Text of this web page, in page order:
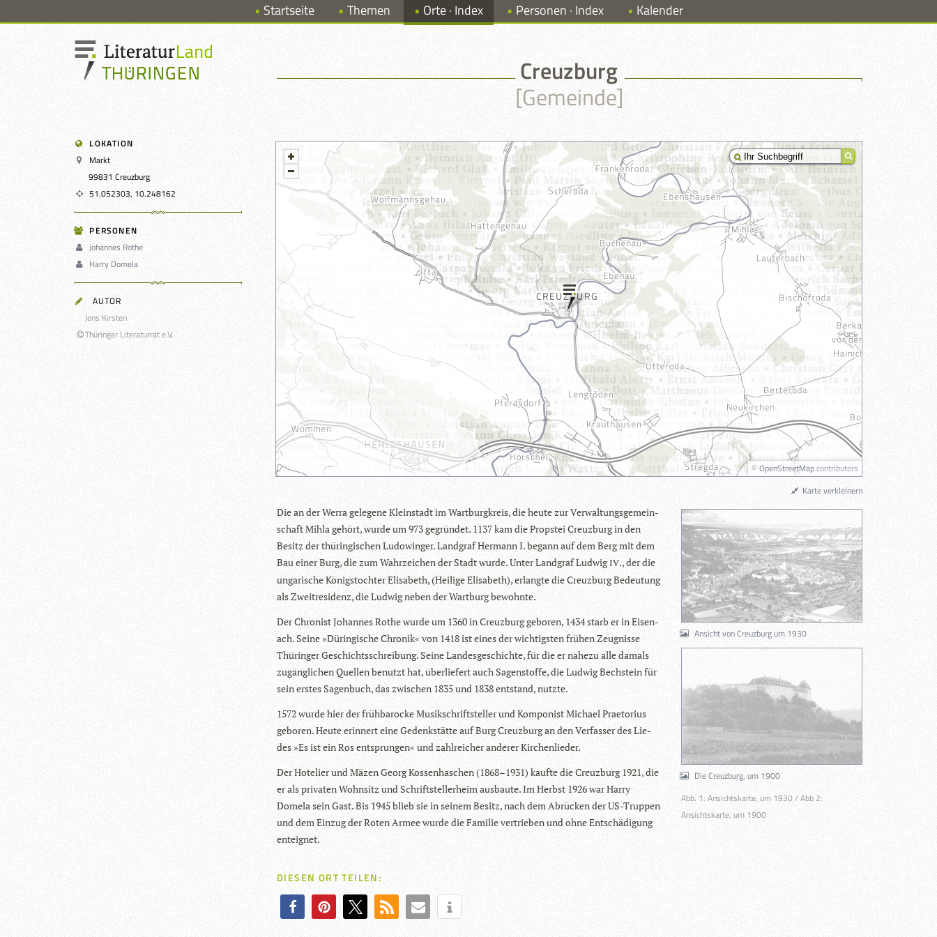
Startseite Themen Orte · Index Personen · Index Kalender
Creuzburg
[Gemeinde]
LOKATION
Markt
99831 Creuzburg
51.052303, 10.248162
PERSONEN
Johannes Rothe
Harry Domela
AUTOR
Jens Kirsten
Thüringer Literaturrat e.V.
© OpenStreetMapcontributors
Die an der Werra gele­gene Klein­stadt im Wart­burg­kreis, die heute zur Ver­wal­tungs­ge­mein­
schaft Mihla gehört, wurde um 973 gegrün­det. 1137 kam die Props­tei Creuz­burg in den
Besitz der thü­rin­gi­schen Ludowin­ger. Land­graf Her­mann I. begann auf dem Berg mit dem
Bau einer Burg, die zum Wahr­zei­chen der Stadt wurde. Unter Land­graf Lud­wigIV., der die
unga­ri­sche Königs­toch­ter Eli­sa­beth, (Hei­lige Eli­sa­beth), erlangte die Creuz­burg Bedeu­tung
als Zweit­re­si­denz, die Lud­wig neben der Wart­burg bewohnte.
Der Chro­nist Johan­nes Rothe wurde um 1360 in Creuz­burg gebo­ren, 1434 starb er in Eisen­
ach. Seine »Dürin­gi­sche Chro­nik« von 1418 ist eines der wich­tigs­ten frü­hen Zeug­nisse
Thü­rin­ger Geschichts­schrei­bung. Seine Lan­des­ge­schichte, für die er nahezu alle damals
zugäng­li­chen Quel­len benutzt hat, über­lie­fert auch Sagen­stoffe, die Lud­wig Bech­stein für
sein ers­tes Sagen­buch, das zwi­schen 1835 und 1838 ent­stand, nutzte.
1572 wurde hier der früh­ba­ro­cke Musik­schrift­stel­ler und Kom­po­nist Michael Prae­to­rius
gebo­ren. Heute erin­nert eine Gedenk­stätte auf Burg Creuz­burg an den Ver­fas­ser des Lie­
des »Es ist ein Ros ent­sprun­gen« und zahl­rei­cher ande­rer Kirchenlieder.
Der Hote­lier und Mäzen Georg Kos­sen­ha­schen (1868–1931) kaufte die Creuz­burg 1921, die
er als pri­va­ten Wohn­sitz und Schrift­stel­l­er­heim aus­baute. Im Herbst 1926 war Harry
Domela sein Gast. Bis 1945 blieb sie in sei­nem Besitz, nach dem Abrü­cken der US-Trup­pen
und dem Ein­zug der Roten Armee wurde die Fami­lie ver­trie­ben und ohne Ent­schä­di­gung
enteignet.
DIESEN ORT TEILEN:
Karte verkleinern
Ansicht von Creuzburg um 1930
Die Creuzburg, um 1900
Abb. 1: Ansichtskarte, um 1930 / Abb 2:
Ansichtskarte, um 1900